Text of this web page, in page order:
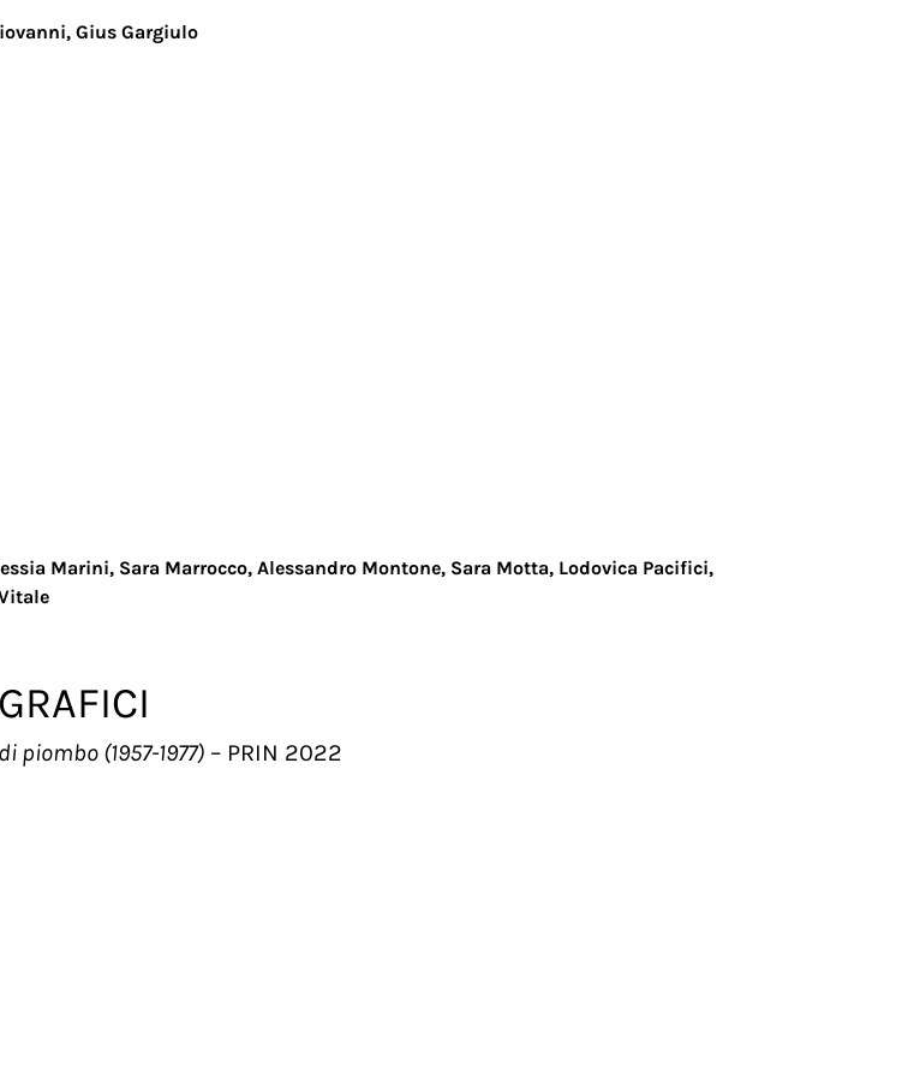
Gius Gargiulo
Marini, Sara Marrocco, Alessandro Montone, Sara Motta, Lodovica Pacifici,
piombo (1957-1977) – PRIN 2022